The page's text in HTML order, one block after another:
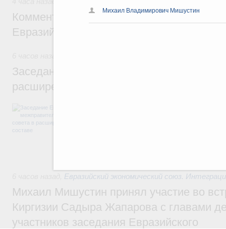
Михаил Владимирович Мишустин
Комментарий Алексея Оверчука по
Евразийского межправительственного
Заседание Евразийского
расширенном составе
Евразийский экономический союз.
Михаил Мишустин принял участие во
Киргизии Садыра Жапарова с главами
участников заседания Евразийского